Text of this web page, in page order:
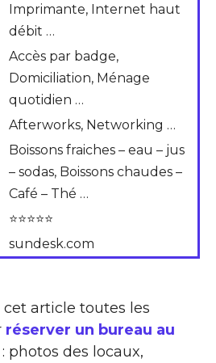
Imprimante, Internet haut
débit …
Accès par badge,
Domiciliation, Ménage
quotidien …
Afterworks, Networking …
Boissons fraiches – eau – jus
– sodas, Boissons chaudes –
Café – Thé …
⭐⭐⭐⭐⭐
sundesk.com
article toutes les
réserver un bureau au
: photos des locaux,